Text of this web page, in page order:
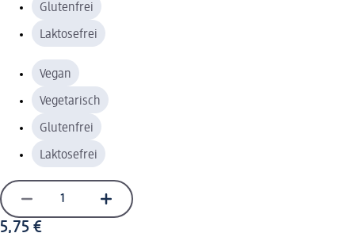
Glutenfrei
Laktosefrei
Vegan
Vegetarisch
Glutenfrei
Laktosefrei
5,75 €